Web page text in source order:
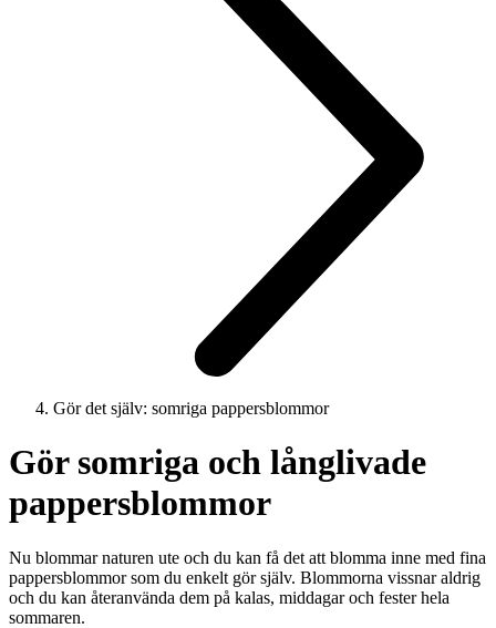
Gör det själv: somriga pappersblommor
Gör somriga och långlivade
pappersblommor
Nu blommar naturen ute och du kan få det att blomma inne med fina
pappersblommor som du enkelt gör själv. Blommorna vissnar aldrig
och du kan återanvända dem på kalas, middagar och fester hela
sommaren.